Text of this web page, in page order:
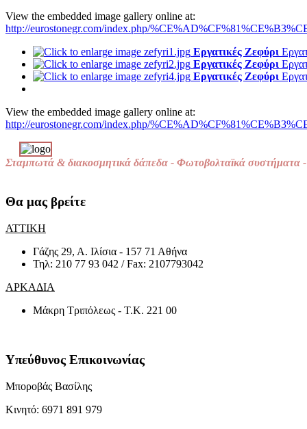
View the embedded image gallery online at:
http://eurostonegr.com/index.php/
Εργατικές Ζεφύρι
Εργατικές Ζεφύρι
Εργατικές Ζεφύρι
View the embedded image gallery online at:
http://eurostonegr.com/index.php/
Σταμπωτά & διακοσμητικά δάπεδα - Φωτοβολταϊκά συστήματα -
Θα μας βρείτε
ΑΤΤΙΚΗ
Γάζης 29, Α. Ιλίσια - 157 71 Αθήνα
Τηλ: 210 77 93 042 / Fax: 2107793042
ΑΡΚΑΔΙΑ
Μάκρη Τριπόλεως - Τ.Κ. 221 00
Υπεύθυνος Επικοινωνίας
Μποροβάς Βασίλης
Κινητό: 6971 891 979